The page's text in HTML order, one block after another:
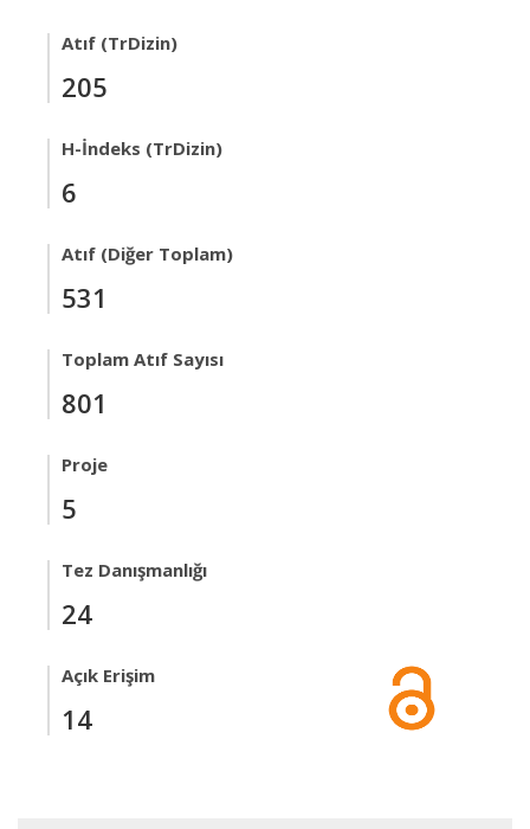
Atıf (TrDizin)
205
H-İndeks (TrDizin)
6
Atıf (Diğer Toplam)
531
Toplam Atıf Sayısı
801
Proje
5
Tez Danışmanlığı
24
Açık Erişim
14